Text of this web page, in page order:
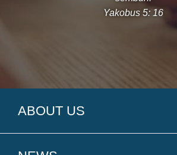
Yakobus 5: 16
ABOUT US